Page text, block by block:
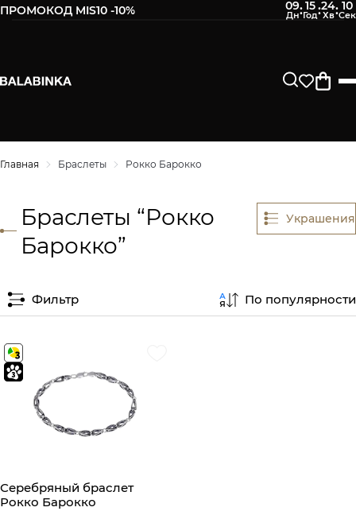
ПРОМОКОД MIS10 -10% 09:15:24: 10
Главная Браслеты Рокко Барокко
Браслеты “Рокко
Барокко”
Украшения
Фильтр По популярности
Серебряный браслет
Рокко Барокко